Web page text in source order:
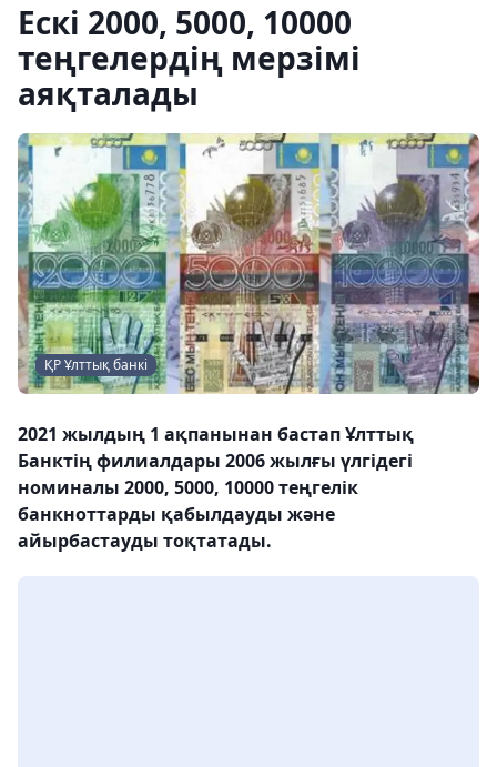
Ескі 2000, 5000, 10000
теңгелердің мерзімі
аяқталады
ҚР Ұлттық банкі
2021 жылдың 1 ақпанынан бастап Ұлттық
Банктің филиалдары 2006 жылғы үлгідегі
номиналы 2000, 5000, 10000 теңгелік
банкноттарды қабылдауды және
айырбастауды тоқтатады.